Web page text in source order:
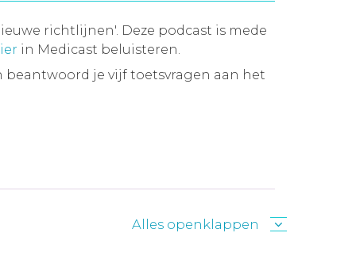
richtlijnen'. Deze podcast is mede
in Medicast beluisteren.
beantwoord je vijf toetsvragen aan het
Alles openklappen